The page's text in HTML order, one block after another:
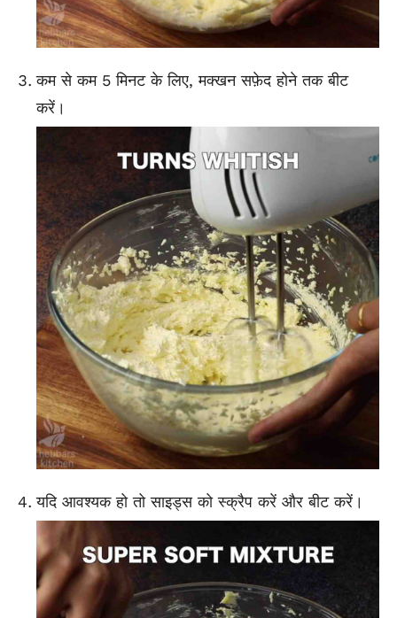
कम से कम 5 मिनट के लिए, मक्खन सफ़ेद होने तक बीट
करें।
यदि आवश्यक हो तो साइड्स को स्क्रैप करें और बीट करें।